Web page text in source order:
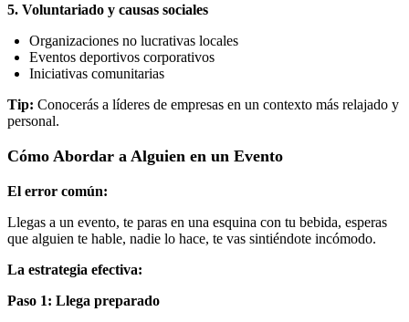
5. Voluntariado y causas sociales
Organizaciones no lucrativas locales
Eventos deportivos corporativos
Iniciativas comunitarias
Tip: Conocerás a líderes de empresas en un contexto más relajado y
personal.
Cómo Abordar a Alguien en un Evento
El error común:
Llegas a un evento, te paras en una esquina con tu bebida, esperas
que alguien te hable, nadie lo hace, te vas sintiéndote incómodo.
La estrategia efectiva:
Paso 1: Llega preparado